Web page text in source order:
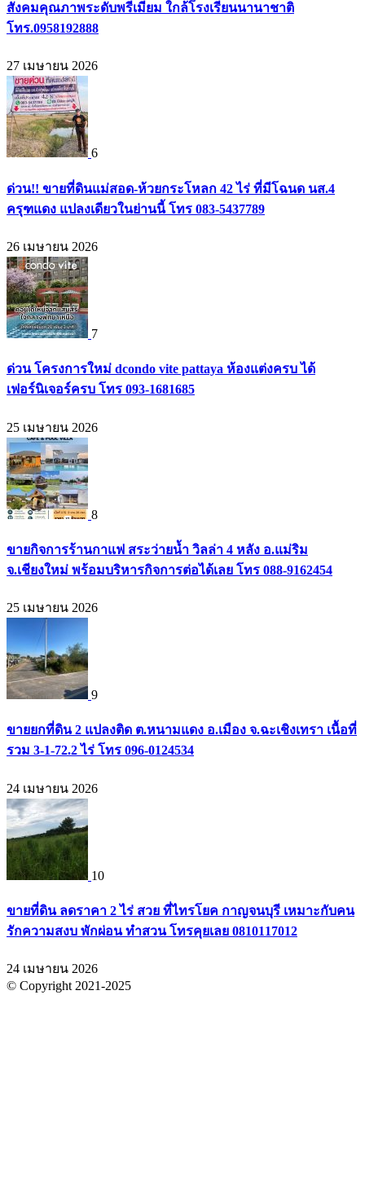
สังคมคุณภาพระดับพรีเมียม ใกล้โรงเรียนนานาชาติ
โทร.0958192888
27 เมษายน 2026
6
ด่วน!! ขายที่ดินแม่สอด-ห้วยกระโหลก 42 ไร่ ที่มีโฉนด นส.4
ครุฑแดง แปลงเดียวในย่านนี้ โทร 083-5437789
26 เมษายน 2026
7
ด่วน โครงการใหม่ dcondo vite pattaya ห้องแต่งครบ ได้
เฟอร์นิเจอร์ครบ โทร 093-1681685
25 เมษายน 2026
8
ขายกิจการร้านกาแฟ สระว่ายน้ำ วิลล่า 4 หลัง อ.แม่ริม
จ.เชียงใหม่ พร้อมบริหารกิจการต่อได้เลย โทร 088-9162454
25 เมษายน 2026
9
ขายยกที่ดิน 2 แปลงติด ต.หนามแดง อ.เมือง จ.ฉะเชิงเทรา เนื้อที่
รวม 3-1-72.2 ไร่ โทร 096-0124534
24 เมษายน 2026
10
ขายที่ดิน ลดราคา 2 ไร่ สวย ที่ไทรโยค กาญจนบุรี เหมาะกับคน
รักความสงบ พักผ่อน ทำสวน โทรคุยเลย 0810117012
24 เมษายน 2026
© Copyright 2021-2025